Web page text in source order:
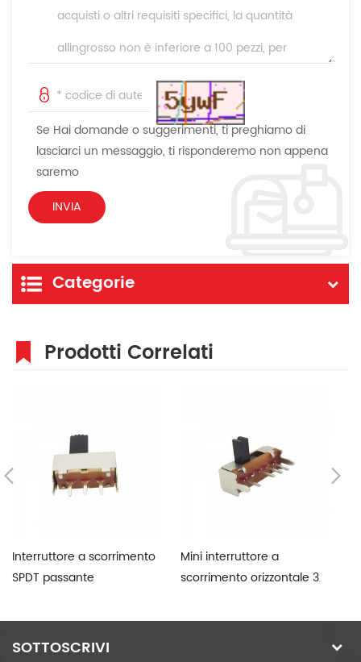
Se Hai domande o suggerimenti, ti preghiamo di
lasciarci un messaggio, ti risponderemo non appena
saremo
Categorie
Prodotti Correlati
Interruttore a scorrimento
SPDT passante
Mini interruttore a
scorrimento orizzontale 3
SOTTOSCRIVI